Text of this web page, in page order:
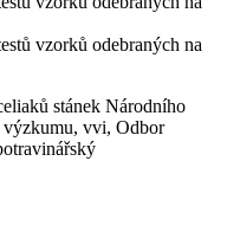
stánek Národního
výzkumu, vvi, Odbor